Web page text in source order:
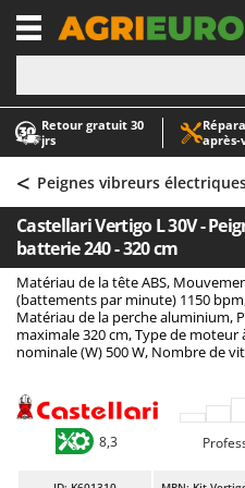
Retour gratuit 30
jrs
-1
A
Abris de jardin
Accessoires pour
Aérateurs
Arracheuses de
Aspirateurs - Balais
Aspirateurs à cendres
Aspirateurs à feuilles
Aspirateurs
Atomiseurs agricoles
A
AgriEuro Premium
AgriEuro TOP-LINE
AGT
Aima
Airmec
AL-KO
Alce
Alpina
< Peignes vibreurs
Castellari Vertigo L 30V -
batterie 240 - 320 cm
Matériau de la tête ABS,
(battements par minute) 1150
Matériau de la perche aluminium,
maximale 320 cm, Type de moteur
nominale (W) 500 W, Nombre de
8,3